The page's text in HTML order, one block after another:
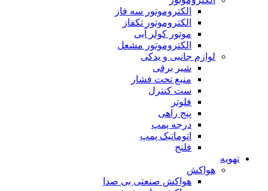
الکتروموتور سه فاز
الکتروموتور تکفاز
موتور کولر آبی
الکتروموتور مشعل
لوازم جانبی و یدکی
شیر برقی
منبع تحت فشار
ست کنترل
فلوتر
پنج راهی
درجه پمپ
اتوماتیک پمپ
فلنج
تهویه
هواکش
هواکش صنعتی بی صدا